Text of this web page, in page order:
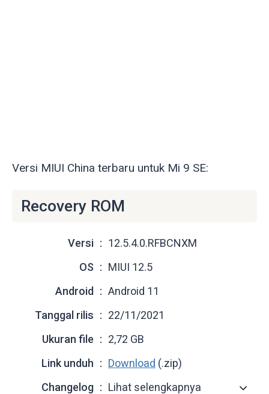
Versi MIUI China terbaru untuk Mi 9 SE:
Recovery ROM
Versi
12.5.4.0.RFBCNXM
OS
MIUI 12.5
Android
Android 11
Tanggal rilis
22/11/2021
Ukuran file
2,72 GB
Link unduh
Download (.zip)
Changelog
Lihat selengkapnya